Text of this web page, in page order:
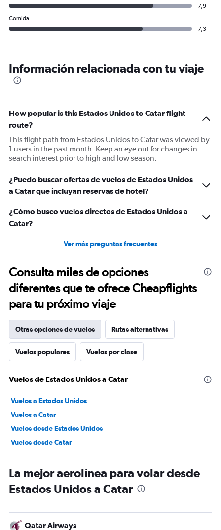
7,9
Comida
7,3
Información relacionada con tu viaje
How popular is this Estados Unidos to Catar flight
route?
This flight path from Estados Unidos to Catar was viewed by
1 users in the past month. Keep an eye out for changes in
search interest prior to high and low season.
¿Puedo buscar ofertas de vuelos de Estados Unidos
a Catar que incluyan reservas de hotel?
¿Cómo busco vuelos directos de Estados Unidos a
Catar?
Ver más preguntas frecuentes
Consulta miles de opciones
diferentes que te ofrece Cheapflights
para tu próximo viaje
Otras opciones de vuelos Rutas alternativas
Vuelos populares Vuelos por clase
Vuelos de Estados Unidos a Catar
Vuelos a Estados Unidos
Vuelos a Catar
Vuelos desde Estados Unidos
Vuelos desde Catar
La mejor aerolínea para volar desde
Estados Unidos a Catar
Qatar Airways